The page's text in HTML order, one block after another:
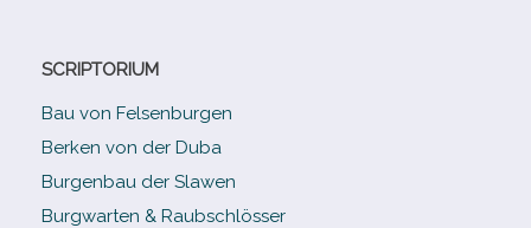
SCRIPTORIUM
Bau von Felsenburgen
Berken von der Duba
Burgenbau der Slawen
Burgwarten & Raubschlösser